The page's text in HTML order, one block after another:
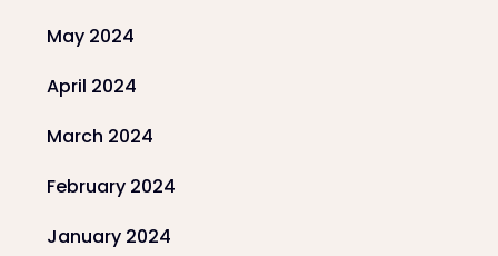
May 2024
April 2024
March 2024
February 2024
January 2024